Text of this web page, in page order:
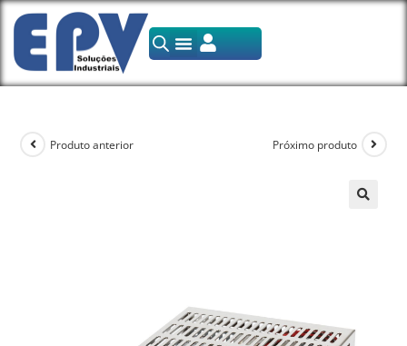
Produto anterior Próximo produto